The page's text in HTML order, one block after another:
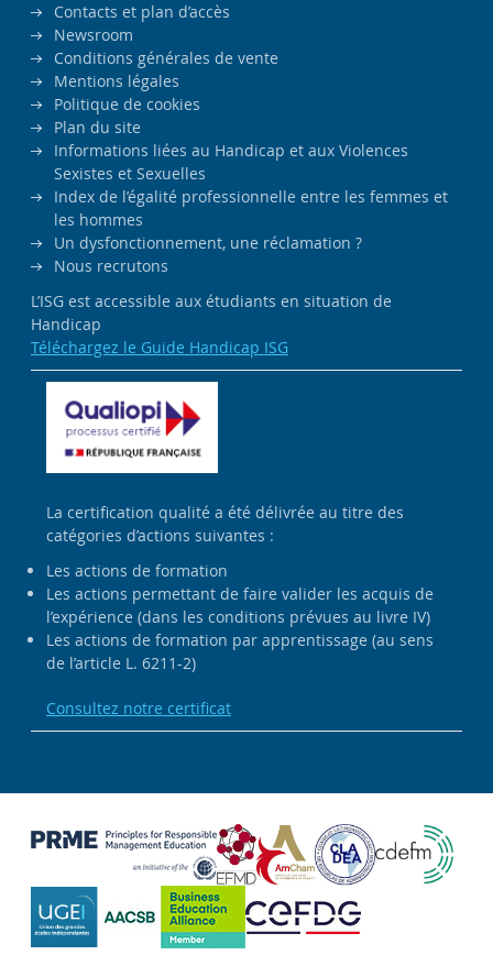
Contacts et plan d’accès
Newsroom
Conditions générales de vente
Mentions légales
Politique de cookies
Plan du site
Informations liées au Handicap et aux Violences
Sexistes et Sexuelles
Index de l’égalité professionnelle entre les femmes et
les hommes
Un dysfonctionnement, une réclamation ?
Nous recrutons
L’ISG est accessible aux étudiants en situation de
Handicap
Téléchargez le Guide Handicap ISG
La certification qualité a été délivrée au titre des
catégories d’actions suivantes :
Les actions de formation
Les actions permettant de faire valider les acquis de
l’expérience (dans les conditions prévues au livre IV)
Les actions de formation par apprentissage (au sens
de l’article L. 6211-2)
Consultez notre certificat